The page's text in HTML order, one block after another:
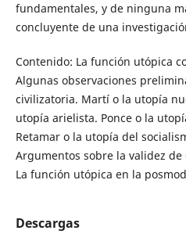
fundamentales, y de ninguna
concluyente de una
Contenido: La función utópica
Algunas observaciones
civilizatoria. Martí o la utopía
utopía arielista. Ponce o la
Retamar o la utopía del
Argumentos sobre la validez
La función utópica en la
Descargas